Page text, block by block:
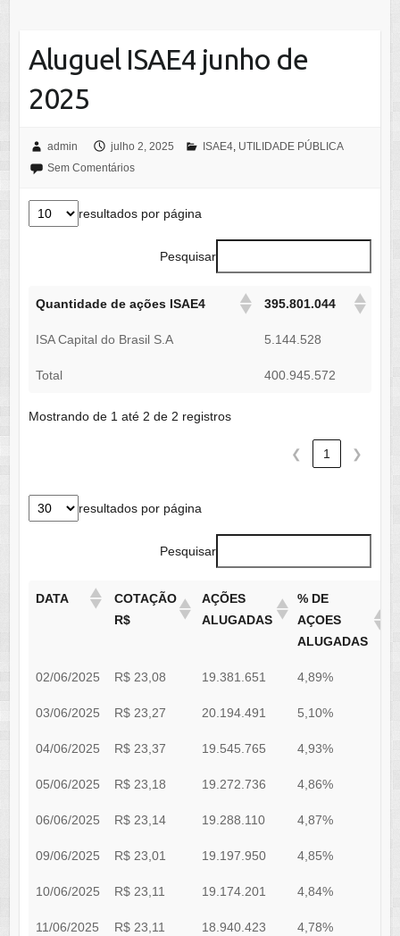
Aluguel ISAE4 junho de
2025
admin julho 2, 2025 ISAE4, UTILIDADE PÚBLICA
Sem Comentários
resultados por página
Pesquisar
Quantidade de ações ISAE4 395.801.044
ISA Capital do Brasil S.A 5.144.528
Total 400.945.572
Mostrando de 1 até 2 de 2 registros
❮ 1 ❯
resultados por página
Pesquisar
DATA
COTAÇÃO
R$
AÇÕES
ALUGADAS
% DE
AÇOES
ALUGADAS
02/06/2025 R$ 23,08 19.381.651 4,89%
03/06/2025 R$ 23,27 20.194.491 5,10%
04/06/2025 R$ 23,37 19.545.765 4,93%
05/06/2025 R$ 23,18 19.272.736 4,86%
06/06/2025 R$ 23,14 19.288.110 4,87%
09/06/2025 R$ 23,01 19.197.950 4,85%
10/06/2025 R$ 23,11 19.174.201 4,84%
11/06/2025 R$ 23,11 18.940.423 4,78%